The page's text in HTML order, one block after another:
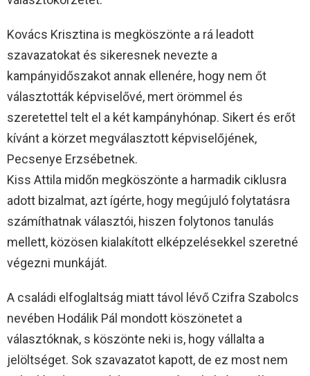
Kovács Krisztina is megköszönte a rá leadott
szavazatokat és sikeresnek nevezte a
kampányidőszakot annak ellenére, hogy nem őt
választották képviselővé, mert örömmel és
szeretettel telt el a két kampányhónap. Sikert és erőt
kívánt a körzet megválasztott képviselőjének,
Pecsenye Erzsébetnek.
Kiss Attila midőn megköszönte a harmadik ciklusra
adott bizalmat, azt ígérte, hogy megújuló folytatásra
számíthatnak választói, hiszen folytonos tanulás
mellett, közösen kialakított elképzelésekkel szeretné
végezni munkáját.
A családi elfoglaltság miatt távol lévő Czifra Szabolcs
nevében Hodálik Pál mondott köszönetet a
választóknak, s köszönte neki is, hogy vállalta a
jelöltséget. Sok szavazatot kapott, de ez most nem